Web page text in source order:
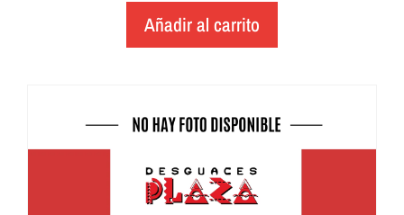
Añadir al carrito